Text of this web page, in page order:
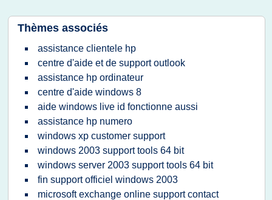
Thèmes associés
assistance clientele hp
centre d'aide et de support outlook
assistance hp ordinateur
centre d'aide windows 8
aide windows live id fonctionne aussi
assistance hp numero
windows xp customer support
windows 2003 support tools 64 bit
windows server 2003 support tools 64 bit
fin support officiel windows 2003
microsoft exchange online support contact